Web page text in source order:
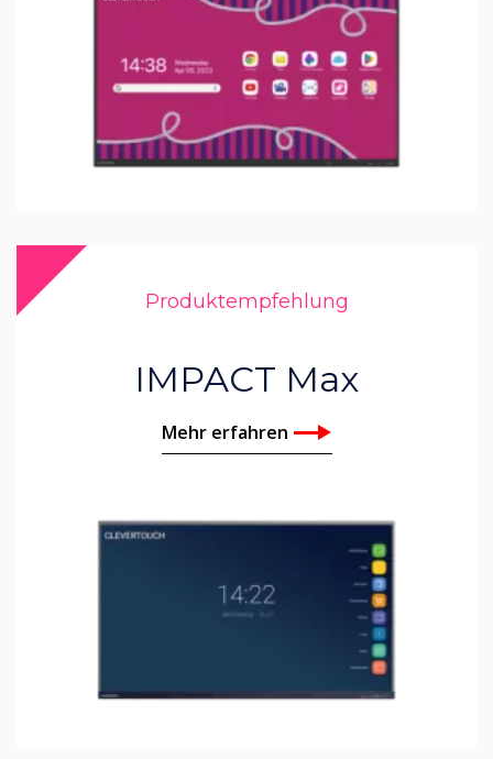
Produktempfehlung
IMPACT Max
Mehr erfahren